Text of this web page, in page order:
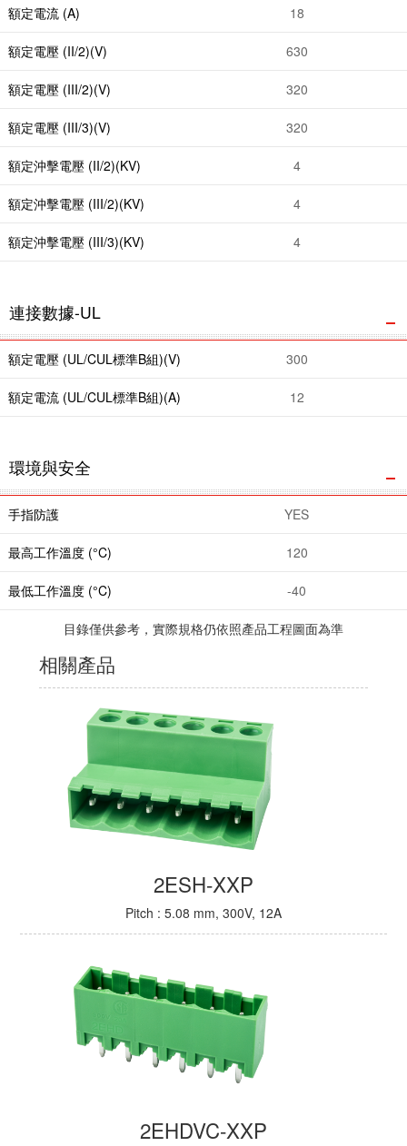
額定電流 (A) 18
額定電壓 (II/2)(V) 630
額定電壓 (III/2)(V) 320
額定電壓 (III/3)(V) 320
額定沖擊電壓 (II/2)(KV) 4
額定沖擊電壓 (III/2)(KV) 4
額定沖擊電壓 (III/3)(KV) 4
連接數據-UL
額定電壓 (UL/CUL標準B組)(V) 300
額定電流 (UL/CUL標準B組)(A) 12
環境與安全
手指防護 YES
最高工作溫度 (°C) 120
最低工作溫度 (°C) -40
目錄僅供參考，實際規格仍依照產品工程圖面為準
相關產品
2ESH-XXP
Pitch : 5.08 mm, 300V, 12A
2EHDVC-XXP